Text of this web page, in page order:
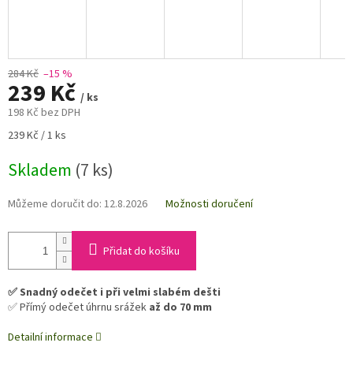
284 Kč –15 %
239 Kč / ks
198 Kč bez DPH
Měrná
239 Kč / 1 ks
Skladem (7 ks)
Můžeme doručit do: 12.8.2026 Možnosti doručení
Přidat do košíku
✅ Snadný odečet i při velmi slabém dešti
✅ Přímý odečet úhrnu srážek až do 70 mm
Detailní informace